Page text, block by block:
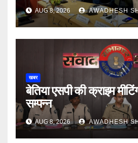
AUG 8, 2026 AWADHESH
खबर
बेतिया एसपी की क्राइम
सम्पन्न
AUG 8, 2026 AWADHESH